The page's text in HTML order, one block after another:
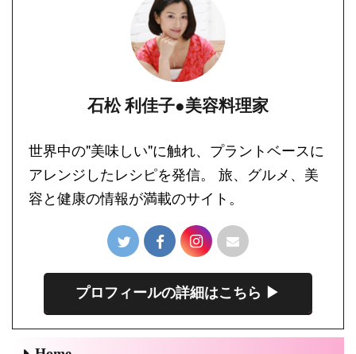
石松 利佳子●美容料理家
世界中の"美味しい"に触れ、プラントベースに
アレンジしたレシピを発信。 旅、グルメ、美
容と健康の情報が満載のサイト。
プロフィールの詳細はこちら ▶︎